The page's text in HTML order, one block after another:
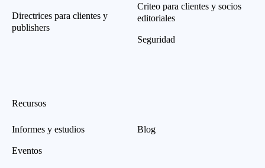
Directrices para clientes y
publishers
Criteo para clientes y socios
editoriales
Seguridad
Recursos
Informes y estudios
Eventos
Blog